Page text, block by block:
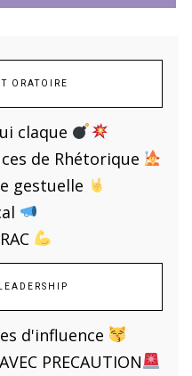
ORATOIRE
claque
de Rhétorique
gestuelle
d'influence
PRECAUTION